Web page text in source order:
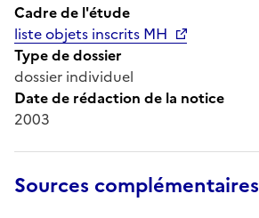
Cadre de l'étude
liste objets inscrits MH
Type de dossier
dossier individuel
Date de rédaction de la notice
2003
Sources complémentaires